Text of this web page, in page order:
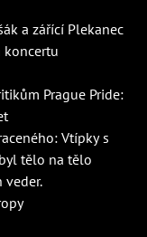
a zářící Plekanec
koncertu
Prague Pride:
Vtípky s
tělo na tělo
veder.